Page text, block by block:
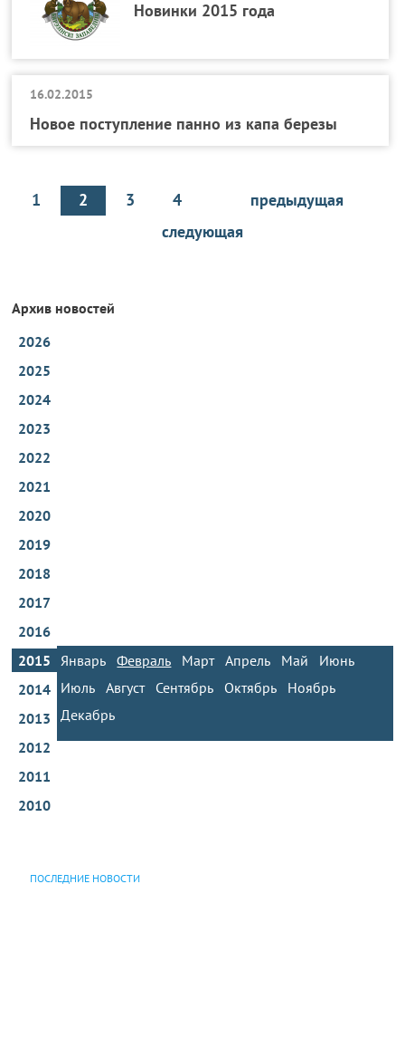
Новинки 2015 года
16.02.2015
Новое поступление панно из капа березы
предыдущая
1 2 3
4
следующая
Архив новостей
2026
2025
2024
2023
2022
2021
2020
2019
2018
2017
2016
2015
Январь Февраль Март Апрель Май
Июнь
Июль
Август Сентябрь Октябрь
Ноябрь
Декабрь
2014
2013
2012
2011
2010
ПОСЛЕДНИЕ НОВОСТИ